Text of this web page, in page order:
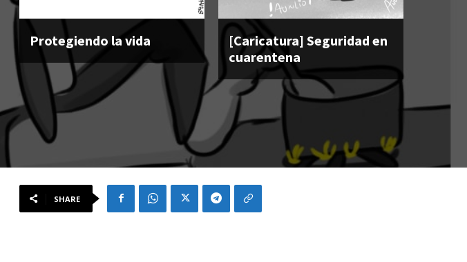
Protegiendo la vida
[Caricatura] Seguridad en
cuarentena
SHARE